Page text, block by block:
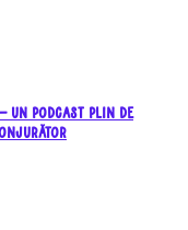
– un podcast plin de